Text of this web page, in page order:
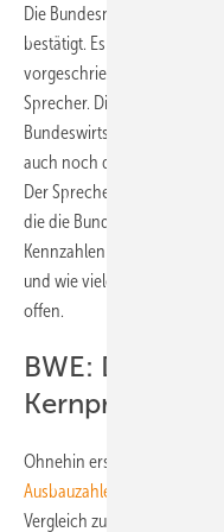
Die Bundesnetzagentur hat
bestätigt. Es liege ein
vorgeschriebenen
Sprecher. Dieser Vorschlag
auch noch die
Der Sprecher betätigte
die die Bundesnetzagentur
Kennzahlen der Stromnetze
und wie viele Megawatt am
offen.
BWE: Debatte
Kernproblem ab
Ohnehin erscheint die Zahl
Ausbauzahlen
Vergleich zu nötigen Ausbau